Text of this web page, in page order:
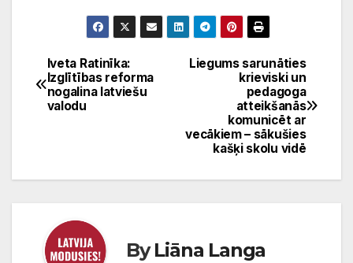
Ziņu
izvēlne
Liegums sarunāties
krieviski un
pedagoga
atteikšanās
komunicēt ar
vecākiem – sākušies
kašķi skolu vidē
Iveta Ratinīka:
Izglītības reforma
nogalina latviešu
valodu
ByLiāna Langa